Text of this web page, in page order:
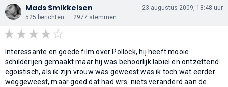
Mads Smikkelsen
525 berichten 2977 stemmen
23 augustus 2009, 18:48 uur
Interessante en goede film over Pollock, hij heeft mooie
schilderijen gemaakt maar hij was behoorlijk labiel en ontzettend
egoistisch, als ik zijn vrouw was geweest was ik toch wat eerder
weggeweest, maar goed dat had wrs. niets veranderd aan de